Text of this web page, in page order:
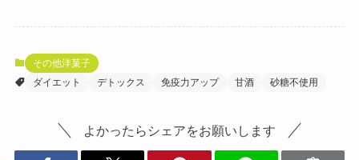
その他洋菓子
ダイエット
デトックス 免疫力アップ 甘酒 砂糖不使用
よかったらシェアをお願いします